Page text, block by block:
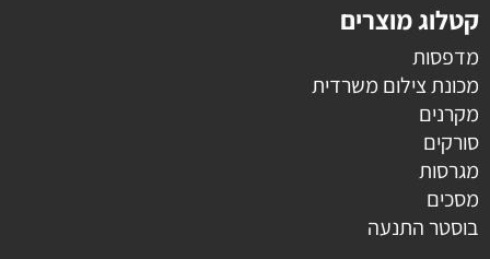
קטלוג מוצרים
מדפסות
מכונת צילום משרדית
מקרנים
סורקים
מגרסות
מסכים
בוסטר התנעה